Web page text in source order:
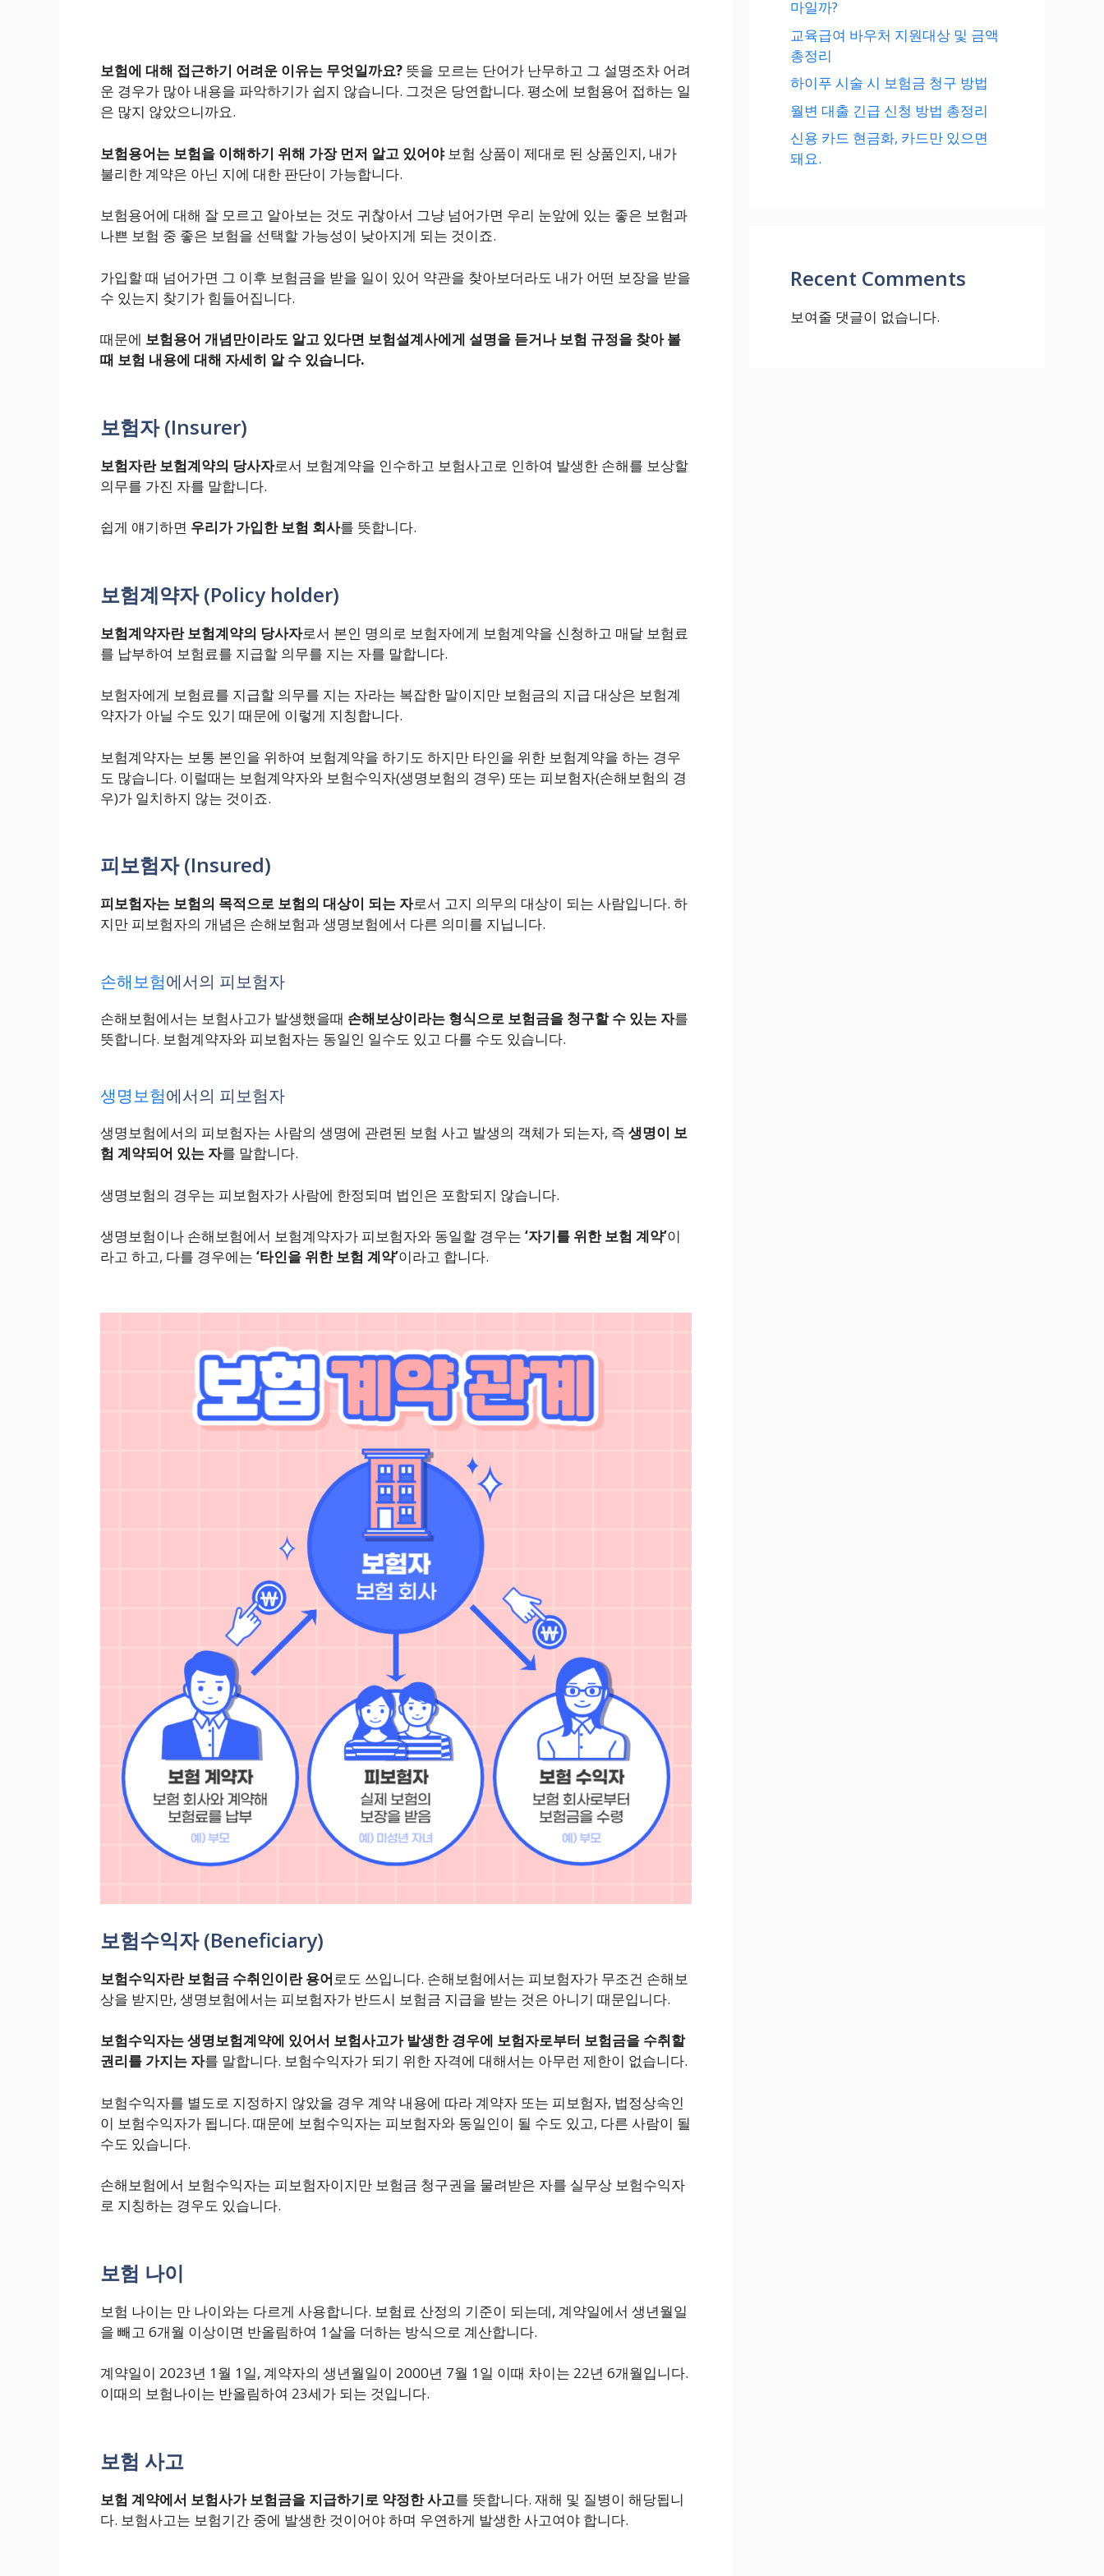
보험에 대해 접근하기 어려운 이유는 무엇일까요? 뜻을 모르는 단어가 난무하고 그 설명조차 어려
운 경우가 많아 내용을 파악하기가 쉽지 않습니다. 그것은 당연합니다. 평소에 보험용어 접하는 일
은 많지 않았으니까요.
보험용어는 보험을 이해하기 위해 가장 먼저 알고 있어야보험 상품이 제대로 된 상품인지, 내가
불리한 계약은 아닌 지에 대한 판단이 가능합니다.
보험용어에 대해 잘 모르고 알아보는 것도 귀찮아서 그냥 넘어가면 우리 눈앞에 있는 좋은 보험과
나쁜 보험 중 좋은 보험을 선택할 가능성이 낮아지게 되는 것이죠.
가입할 때 넘어가면 그 이후 보험금을 받을 일이 있어 약관을 찾아보더라도 내가 어떤 보장을 받을
수 있는지 찾기가 힘들어집니다.
때문에 보험용어 개념만이라도 알고 있다면 보험설계사에게 설명을 듣거나 보험 규정을 찾아 볼
때 보험 내용에 대해 자세히 알 수 있습니다.
보험자 (Insurer)
보험자란 보험계약의 당사자로서 보험계약을 인수하고 보험사고로 인하여 발생한 손해를 보상할
의무를 가진 자를 말합니다.
쉽게 얘기하면 우리가 가입한 보험 회사를 뜻합니다.
보험계약자 (Policy holder)
보험계약자란 보험계약의 당사자로서 본인 명의로 보험자에게 보험계약을 신청하고 매달 보험료
를 납부하여 보험료를 지급할 의무를 지는 자를 말합니다.
보험자에게 보험료를 지급할 의무를 지는 자라는 복잡한 말이지만 보험금의 지급 대상은 보험계
약자가 아닐 수도 있기 때문에 이렇게 지칭합니다.
보험계약자는 보통 본인을 위하여 보험계약을 하기도 하지만 타인을 위한 보험계약을 하는 경우
도 많습니다. 이럴때는 보험계약자와 보험수익자(생명보험의 경우) 또는 피보험자(손해보험의 경
우)가 일치하지 않는 것이죠.
피보험자 (Insured)
피보험자는 보험의 목적으로 보험의 대상이 되는 자로서 고지 의무의 대상이 되는 사람입니다. 하
지만 피보험자의 개념은 손해보험과 생명보험에서 다른 의미를 지닙니다.
손해보험에서의 피보험자
손해보험에서는 보험사고가 발생했을때 손해보상이라는 형식으로 보험금을 청구할 수 있는 자를
뜻합니다. 보험계약자와 피보험자는 동일인 일수도 있고 다를 수도 있습니다.
생명보험에서의 피보험자
생명보험에서의 피보험자는 사람의 생명에 관련된 보험 사고 발생의 객체가 되는자, 즉 생명이 보
험 계약되어 있는 자를 말합니다.
생명보험의 경우는 피보험자가 사람에 한정되며 법인은 포함되지 않습니다.
생명보험이나 손해보험에서 보험계약자가 피보험자와 동일할 경우는 ‘자기를 위한 보험 계약’이
라고 하고, 다를 경우에는 ‘타인을 위한 보험 계약’이라고 합니다.
보험수익자 (Beneficiary)
보험수익자란 보험금 수취인이란 용어로도 쓰입니다. 손해보험에서는 피보험자가 무조건 손해보
상을 받지만, 생명보험에서는 피보험자가 반드시 보험금 지급을 받는 것은 아니기 때문입니다.
보험수익자는 생명보험계약에 있어서 보험사고가 발생한 경우에 보험자로부터 보험금을 수취할
권리를 가지는 자를 말합니다. 보험수익자가 되기 위한 자격에 대해서는 아무런 제한이 없습니다.
보험수익자를 별도로 지정하지 않았을 경우 계약 내용에 따라 계약자 또는 피보험자, 법정상속인
이 보험수익자가 됩니다. 때문에 보험수익자는 피보험자와 동일인이 될 수도 있고, 다른 사람이 될
수도 있습니다.
손해보험에서 보험수익자는 피보험자이지만 보험금 청구권을 물려받은 자를 실무상 보험수익자
로 지칭하는 경우도 있습니다.
보험 나이
보험 나이는 만 나이와는 다르게 사용합니다. 보험료 산정의 기준이 되는데, 계약일에서 생년월일
을 빼고 6개월 이상이면 반올림하여 1살을 더하는 방식으로 계산합니다.
계약일이 2023년 1월 1일, 계약자의 생년월일이 2000년 7월 1일 이때 차이는 22년 6개월입니다.
이때의 보험나이는 반올림하여 23세가 되는 것입니다.
보험 사고
보험 계약에서 보험사가 보험금을 지급하기로 약정한 사고를 뜻합니다. 재해 및 질병이 해당됩니
다. 보험사고는 보험기간 중에 발생한 것이어야 하며 우연하게 발생한 사고여야 합니다.
마일까?
교육급여 바우처 지원대상 및 금액
총정리
하이푸 시술 시 보험금 청구 방법
월변 대출 긴급 신청 방법 총정리
신용 카드 현금화, 카드만 있으면
돼요.
Recent Comments
보여줄 댓글이 없습니다.